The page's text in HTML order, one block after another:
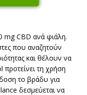
mg CBD ανά φιάλη.
που αναζητούν
και θέλουν να
τη χρήση
το βράδυ για
δεσμεύεται να